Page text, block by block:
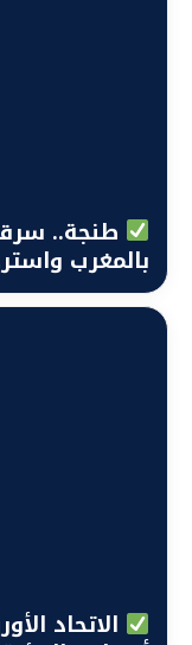
طنجة..
بالمغرب
الشهير بعد
الاتحاد